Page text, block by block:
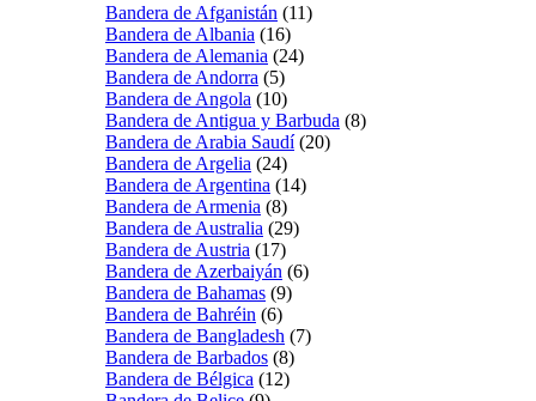
Bandera de Afganistán (11)
Bandera de Albania (16)
Bandera de Alemania (24)
Bandera de Andorra (5)
Bandera de Angola (10)
Bandera de Antigua y Barbuda (8)
Bandera de Arabia Saudí (20)
Bandera de Argelia (24)
Bandera de Argentina (14)
Bandera de Armenia (8)
Bandera de Australia (29)
Bandera de Austria (17)
Bandera de Azerbaiyán (6)
Bandera de Bahamas (9)
Bandera de Bahréin (6)
Bandera de Bangladesh (7)
Bandera de Barbados (8)
Bandera de Bélgica (12)